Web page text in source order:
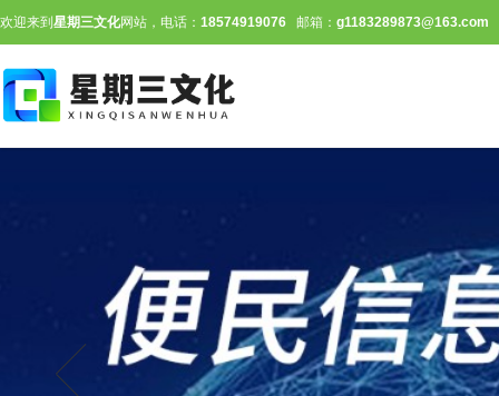
欢迎来到 星期三文化网站，电话： 18574919076 邮箱： g1183289873@163.com